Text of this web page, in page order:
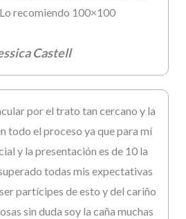
recomiendo 100×100
Castell
por el trato tan cercano y la
todo el proceso ya que para mí
y la presentación es de 10 la
todas mis expectativas
partícipes de esto y del cariño
sin duda soy la caña muchas